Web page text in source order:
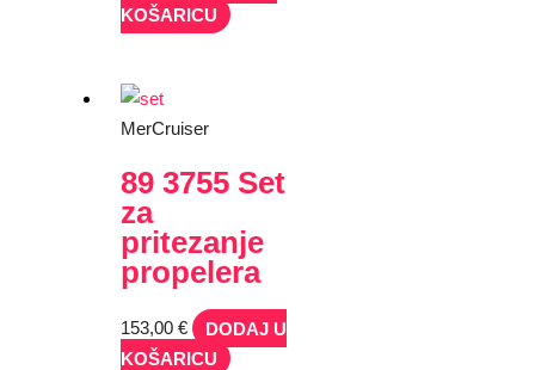
KOŠARICU
MerCruiser
89 3755 Set
za
pritezanje
propelera
153,00€
DODAJ U
KOŠARICU